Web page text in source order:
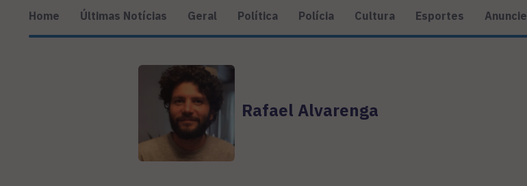
Home Últimas Notícias Geral Política Polícia Cultura Esportes Anuncie
Rafael Alvarenga